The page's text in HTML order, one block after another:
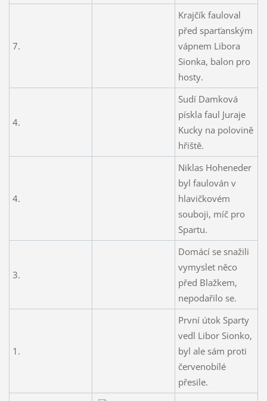
7.
Krajčík fauloval
před sparťanským
vápnem Libora
Sionka, balon pro
hosty.
4.
Sudí Damková
pískla faul Juraje
Kucky na polovině
hřiště.
4.
Niklas Hoheneder
byl faulován v
hlavičkovém
souboji, míč pro
Spartu.
3.
Domácí se snažili
vymyslet něco
před Blažkem,
nepodařilo se.
1.
První útok Sparty
vedl Libor Sionko,
byl ale sám proti
červenobílé
přesile.